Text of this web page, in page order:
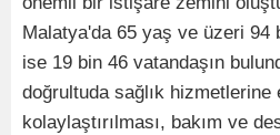
Malatya'da 65 yaş ve üzeri 94
ise 19 bin 46 vatandaşın
doğrultuda sağlık hizmetlerine
kolaylaştırılması, bakım ve